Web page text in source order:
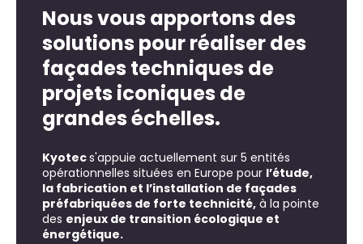
Nous vous apportons des
solutions pour réaliser des
façades techniques de
projets iconiques de
grandes échelles.
Kyotecs'appuie actuellement sur 5 entités
opérationnelles situées en Europe pour l’étude,
la fabrication et l’installation de façades
préfabriquées de forte technicité, à la pointe
des enjeux de transition écologique et
énergétique.